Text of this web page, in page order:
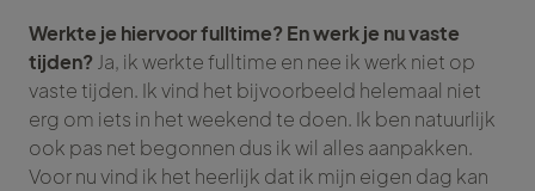
Werkte je hiervoor fulltime? En werk je nu vaste
tijden? Ja, ik werkte fulltime en nee ik werk niet op
vaste tijden. Ik vind het bijvoorbeeld helemaal niet
erg om iets in het weekend te doen. Ik ben natuurlijk
ook pas net begonnen dus ik wil alles aanpakken.
Voor nu vind ik het heerlijk dat ik mijn eigen dag kan